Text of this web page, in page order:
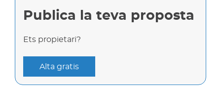
Publica la teva proposta
Ets propietari?
Alta gratis